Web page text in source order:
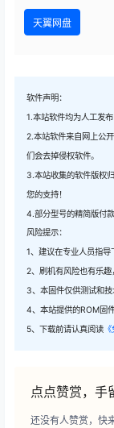
天翼网盘
软件声明：
1.本站软件均为人工发
2.本站软件来自网上公
们会去掉侵权软件。
3.本站收集的软件版权
您的支持！
4.部分型号的精简版付
风险提示：
1、建议在专业人员指导
2、刷机有风险也有乐趣
3、本固件仅供测试和技
4、本站提供的ROM固
5、下载前请认真阅读
点点赞赏，手
还没有人赞赏，快